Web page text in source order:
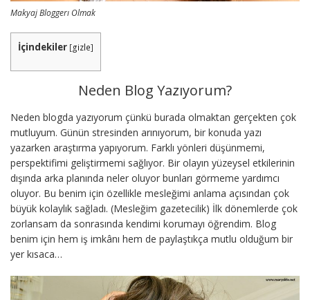
Makyaj Bloggerı Olmak
İçindekiler [gizle]
Neden Blog Yazıyorum?
Neden blogda yazıyorum çünkü burada olmaktan gerçekten çok
mutluyum. Günün stresinden arınıyorum, bir konuda yazı
yazarken araştırma yapıyorum. Farklı yönleri düşünmemi,
perspektifimi geliştirmemi sağlıyor. Bir olayın yüzeysel etkilerinin
dışında arka planında neler oluyor bunları görmeme yardımcı
oluyor. Bu benim için özellikle mesleğimi anlama açısından çok
büyük kolaylık sağladı. (Mesleğim gazetecilik) İlk dönemlerde çok
zorlansam da sonrasında kendimi korumayı öğrendim. Blog
benim için hem iş imkânı hem de paylaştıkça mutlu olduğum bir
yer kısaca…